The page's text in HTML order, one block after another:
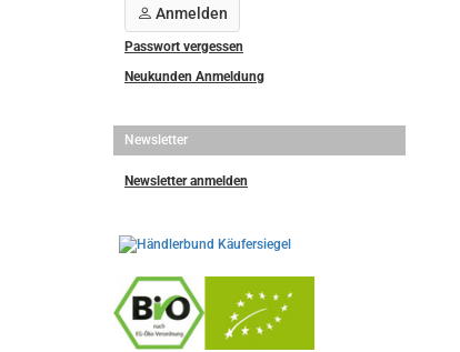
Anmelden
Passwort vergessen
Neukunden Anmeldung
Newsletter
Newsletter anmelden